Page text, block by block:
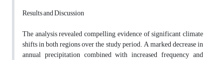
Results and Discussion
The analysis revealed compelling evidence of significant climate
shifts in both regions over the study period. A marked decrease in
annual precipitation combined with increased frequency and